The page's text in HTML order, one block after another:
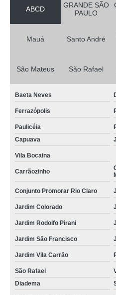
ABCD
GRANDE SÃO
PAULO
Mauá Santo André
São Mateus São Rafael
Baeta Neves
Ferrazópolis
Paulicéia
Capuava
Vila Bocaina
Carrãozinho
Conjunto Promorar Rio Claro
Jardim Colorado
Jardim Rodolfo Pirani
Jardim São Francisco
Jardim Vila Carrão
São Rafael
Diadema